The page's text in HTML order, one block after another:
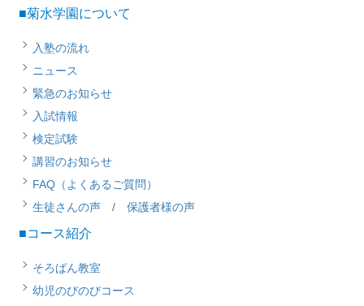
■菊水学園について
入塾の流れ
ニュース
緊急のお知らせ
入試情報
検定試験
講習のお知らせ
FAQ（よくあるご質問）
生徒さんの声 / 保護者様の声
■コース紹介
そろばん教室
幼児のびのびコース